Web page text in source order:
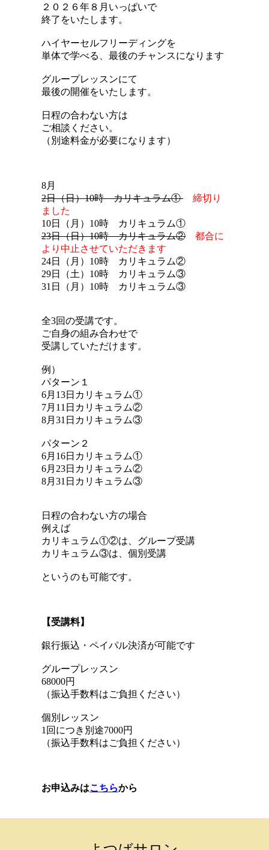
２０２６年８月いっぱいで
終了をいたします。
ハイヤーセルフリーディングを
単体で学べる、最後のチャンスになります
グループレッスンにて
最後の開催をいたします。
日程の合わない方は
ご相談ください。
（別途料金が必要になります）
8月
2日（日）10時 カリキュラム① 締切り
ました
10日（月）10時 カリキュラム①
23日（日）10時 カリキュラム②
都合に
より中止させていただきます
24日（月）10時 カリキュラム②
29日（土）10時 カリキュラム③
31日（月）10時 カリキュラム③
全3回の受講です。
ご自身の組み合わせで
受講していただけます。
例）
パターン１
6月13日カリキュラム①
7月11日カリキュラム②
8月31日カリキュラム③
パターン２
6月16日カリキュラム①
6月23日カリキュラム②
8月31日カリキュラム③
日程の合わない方の場合
例えば
カリキュラム①②は、グループ受講
カリキュラム③は、個別受講
というのも可能です。
【受講料】
銀行振込・ペイパル決済が可能です
グループレッスン
68000円
（振込手数料はご負担ください）
個別レッスン
1回につき別途7000円
（振込手数料はご負担ください）
お申込みはこちらから